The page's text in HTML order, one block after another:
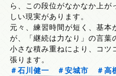
ら、この段位がなかなか上
しい現実があります。
元々、練習時間が短く、基本
が、「継続は力なり」の言葉
小さな積み重ねにより、コツ
張ります。
＃石川健一
＃安城市 ＃高